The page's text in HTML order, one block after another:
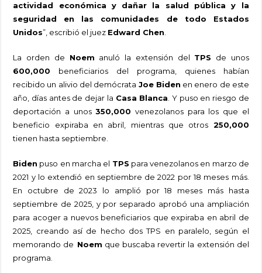
actividad económica y dañar la salud pública y la
seguridad en las comunidades de todo Estados
Unidos”, escribió el juez Edward Chen
La orden de Noem anuló la extensión del TPS de unos
600,000 beneficiarios del programa, quienes habían
recibido un alivio del demócrata Joe Biden en enero de este
año, días antes de dejar la Casa Blanca . Y puso en riesgo de
deportación a unos350,000 venezolanos para los que el
beneficio expiraba en abril, mientras que otros 250,000
tienen hasta septiembre.
Biden puso en marcha el TPS para venezolanos en marzo de
2021 y lo extendió en septiembre de 2022 por 18 meses más.
En octubre de 2023 lo amplió por 18 meses más hasta
septiembre de 2025, y por separado aprobó una ampliación
para acoger a nuevos beneficiarios que expiraba en abril de
2025, creando así de hecho dos TPS en paralelo, según el
memorando de Noem que buscaba revertir la extensión del
programa.